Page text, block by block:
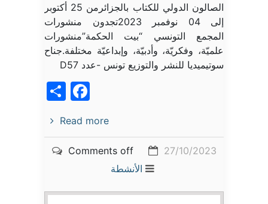
الصالون الدولي للكتاب بالجزائرمن 25 أكتوبر
إلى 04 نوفمبر 2023تجدون منشورات
المجمع التونسي “بيت الحكمة”منشورات
علميّة، وفكريّة، وأدبيّة، وإبداعيّة مختلفة.جناح
سوتيميديا للنشر والتوزيع تونس -عدد D57
Read more
27/10/2023
Comments off
الأنشطة